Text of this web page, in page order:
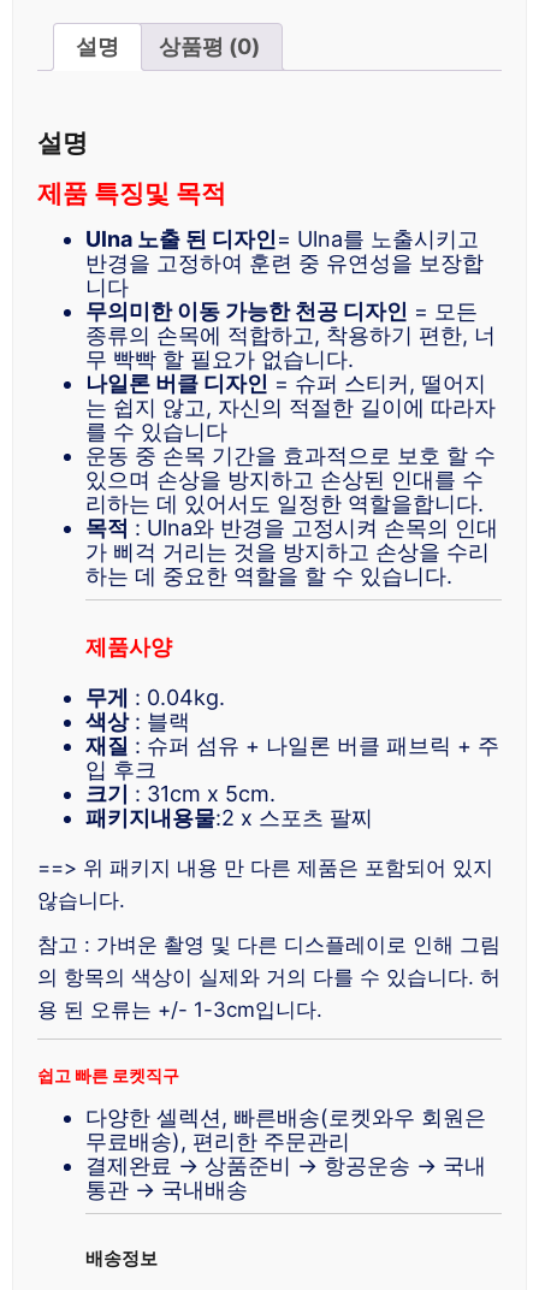
설명 상품평 (0)
설명
제품 특징및 목적
Ulna 노출 된 디자인= Ulna를 노출시키고
반경을 고정하여 훈련 중 유연성을 보장합
니다
무의미한 이동 가능한 천공 디자인 = 모든
종류의 손목에 적합하고, 착용하기 편한, 너
무 빡빡 할 필요가 없습니다.
나일론 버클 디자인 = 슈퍼 스티커, 떨어지
는 쉽지 않고, 자신의 적절한 길이에 따라자
를 수 있습니다
운동 중 손목 기간을 효과적으로 보호 할 수
있으며 손상을 방지하고 손상된 인대를 수
리하는 데 있어서도 일정한 역할을합니다.
목적 : Ulna와 반경을 고정시켜 손목의 인대
가 삐걱 거리는 것을 방지하고 손상을 수리
하는 데 중요한 역할을 할 수 있습니다.
제품사양
무게 : 0.04kg.
색상: 블랙
재질 : 슈퍼 섬유 + 나일론 버클 패브릭 + 주
입 후크
크기 : 31cm x 5cm.
패키지내용물:2 x 스포츠 팔찌
==> 위 패키지 내용 만 다른 제품은 포함되어 있지
않습니다.
참고 : 가벼운 촬영 및 다른 디스플레이로 인해 그림
의 항목의 색상이 실제와 거의 다를 수 있습니다. 허
용 된 오류는 +/- 1-3cm입니다.
쉽고 빠른 로켓직구
다양한 셀렉션, 빠른배송(로켓와우 회원은
무료배송), 편리한 주문관리
결제완료 → 상품준비 → 항공운송 → 국내
통관 → 국내배송
배송정보